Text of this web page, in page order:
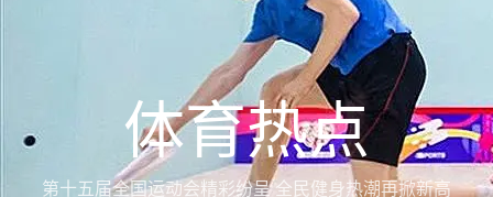
体育热点
第十五届全国运动会精彩纷呈 全民健身热潮再掀新高